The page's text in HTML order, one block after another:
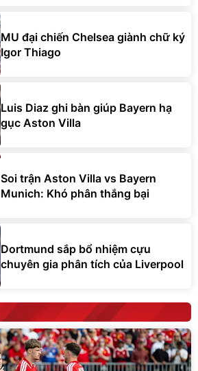
MU đại chiến Chelsea giành chữ ký
Igor Thiago
Luis Diaz ghi bàn giúp Bayern hạ
gục Aston Villa
Soi trận Aston Villa vs Bayern
Munich: Khó phân thắng bại
Dortmund sắp bổ nhiệm cựu
chuyên gia phân tích của Liverpool